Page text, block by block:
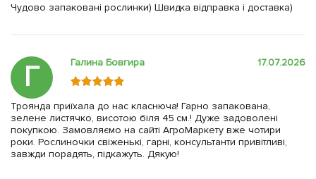
Чудово запаковані рослинки) Швидка відправка і доставка)
Г Галина Бовгира 17.07.2026
Троянда приїхала до нас класнюча! Гарно запакована,
зелене листячко, висотою біля 45 см.! Дуже задоволені
покупкою. Замовляємо на сайті АгроМаркету вже чотири
роки. Рослиночки свіженькі, гарні, консультанти привітливі,
завжди порадять, підкажуть. Дякую!